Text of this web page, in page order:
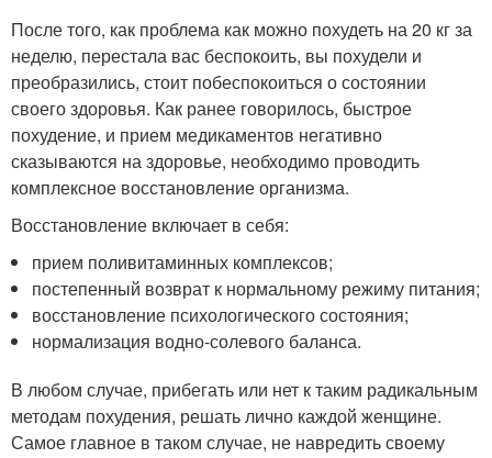
После того, как проблема как можно похудеть на 20 кг за
неделю, перестала вас беспокоить, вы похудели и
преобразились, стоит побеспокоиться о состоянии
своего здоровья. Как ранее говорилось, быстрое
похудение, и прием медикаментов негативно
сказываются на здоровье, необходимо проводить
комплексное восстановление организма.
Восстановление включает в себя:
прием поливитаминных комплексов;
постепенный возврат к нормальному режиму питания;
восстановление психологического состояния;
нормализация водно-солевого баланса.
В любом случае, прибегать или нет к таким радикальным
методам похудения, решать лично каждой женщине.
Самое главное в таком случае, не навредить своему